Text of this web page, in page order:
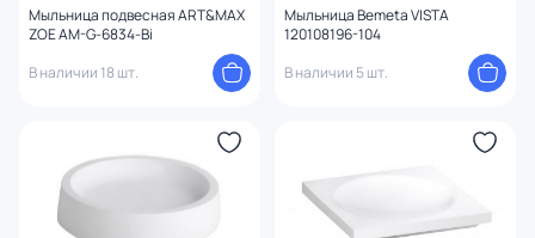
Мыльница подвесная ART&MAX
ZOE AM-G-6834-Bi
В наличии 18 шт.
Мыльница Bemeta VISTA
120108196-104
В наличии 5 шт.